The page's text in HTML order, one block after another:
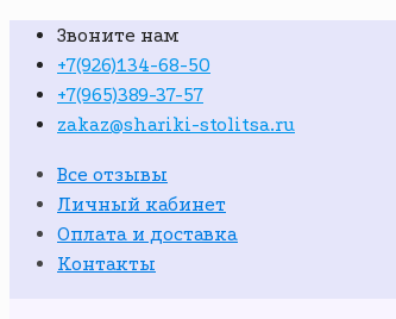
Звоните нам
+7(926)134-68-50
+7(965)389-37-57
zakaz@shariki-stolitsa.ru
Все отзывы
Личный кабинет
Оплата и доставка
Контакты